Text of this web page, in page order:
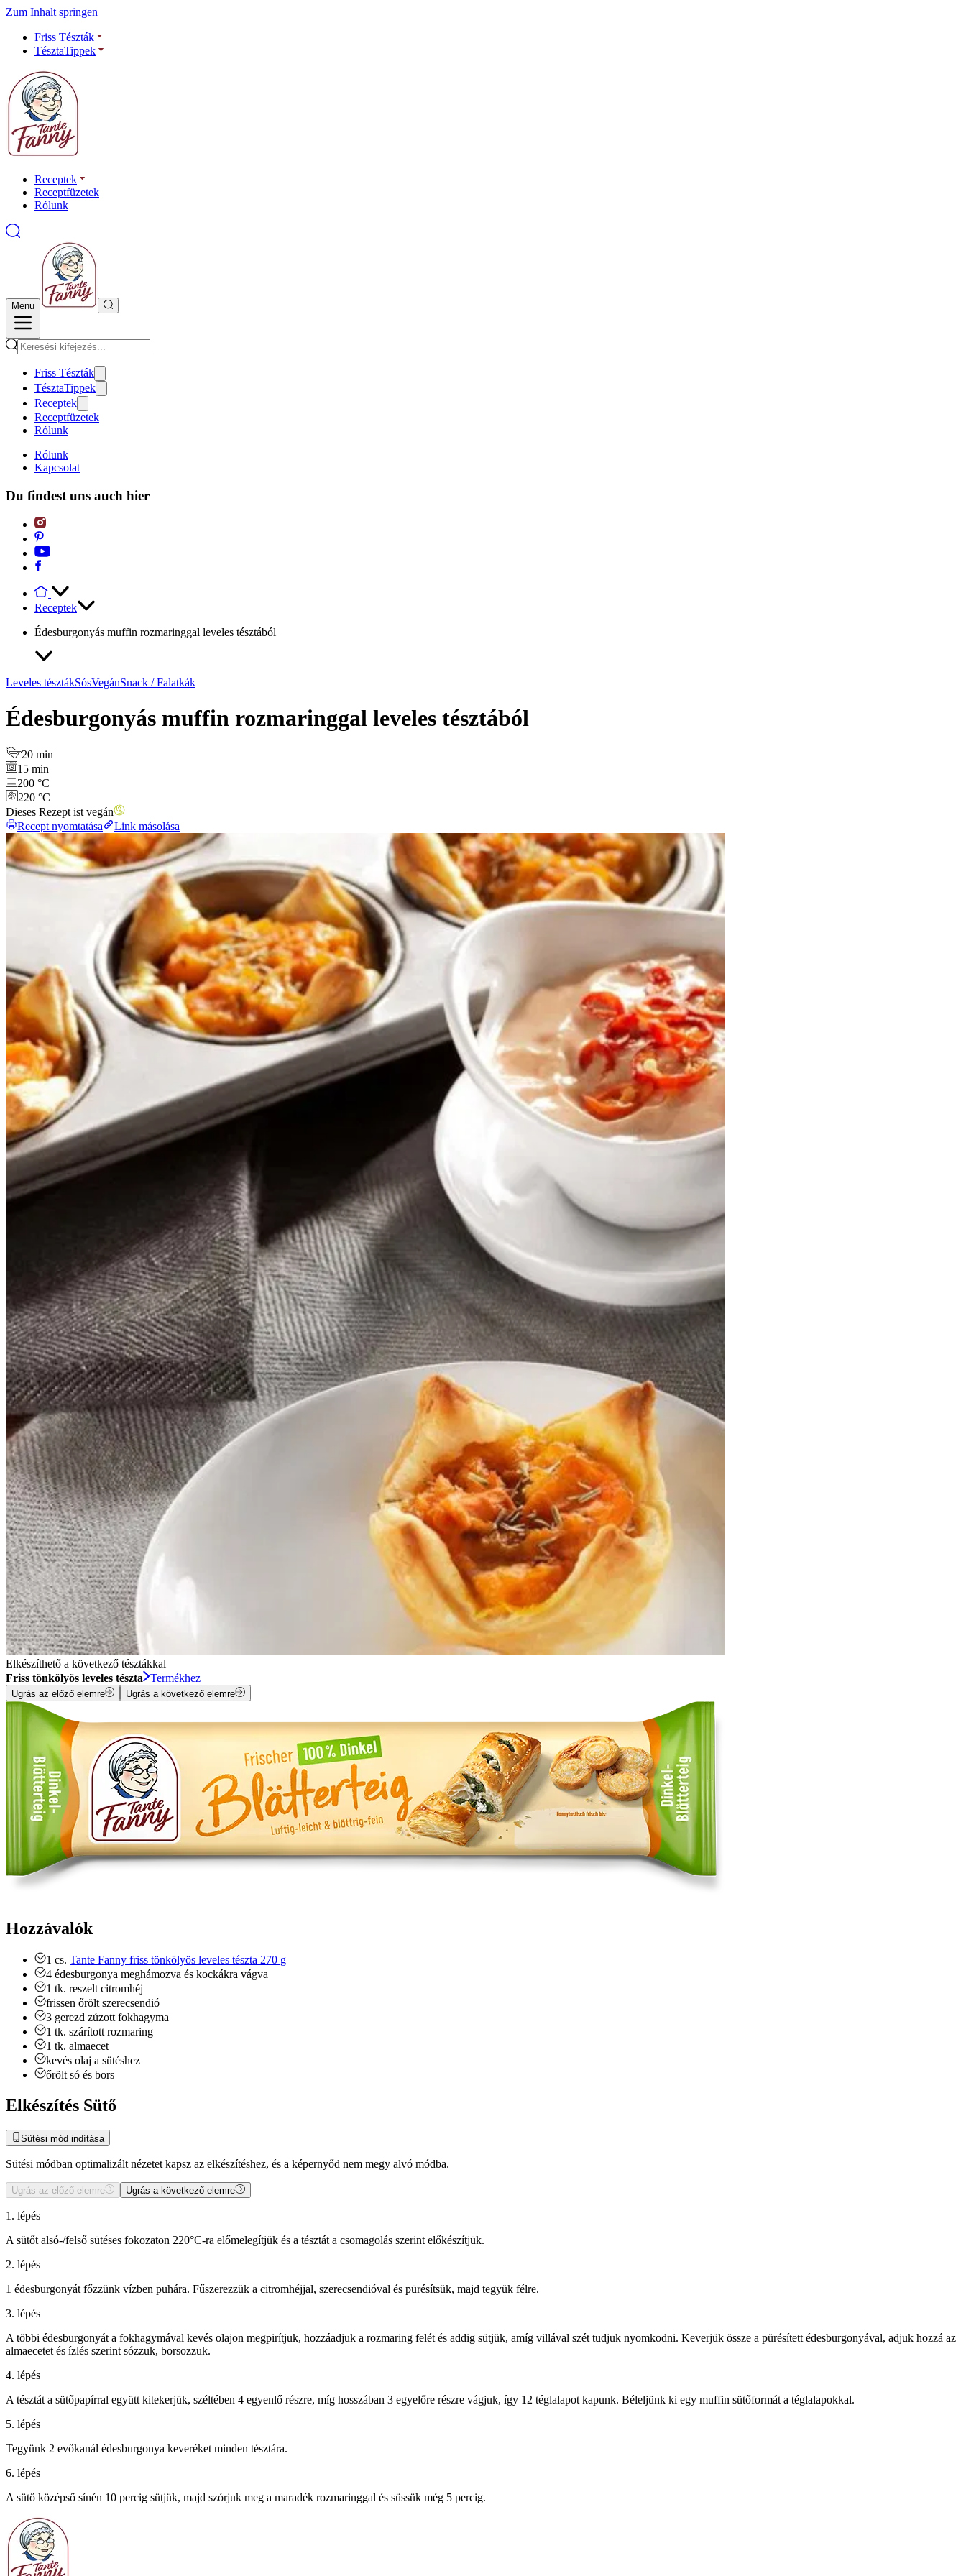
Zum Inhalt springen
Friss Tészták
TésztaTippek
Receptek
Receptfüzetek
Rólunk
Menu
Friss Tészták
TésztaTippek
Receptek
Receptfüzetek
Rólunk
Rólunk
Kapcsolat
Du findest uns auch hier
Receptek
Édesburgonyás muffin rozmaringgal leveles tésztából
Leveles tésztákSósVegánSnack / Falatkák
Édesburgonyás muffin rozmaringgal leveles tésztából
20 min
15 min
200 °C
220 °C
Dieses Rezept ist vegán
Recept nyomtatása
Link másolása
Elkészíthető a következő tésztákkal
Friss tönkölyös leveles tészta
Termékhez
Ugrás az előző elemre Ugrás a következő elemre
Hozzávalók
1 cs. Tante Fanny friss tönkölyös leveles tészta 270 g
4 édesburgonya meghámozva és kockákra vágva
1 tk. reszelt citromhéj
frissen őrölt szerecsendió
3 gerezd zúzott fokhagyma
1 tk. szárított rozmaring
1 tk. almaecet
kevés olaj a sütéshez
őrölt só és bors
Elkészítés Sütő
Sütési mód indítása
Sütési módban optimalizált nézetet kapsz az elkészítéshez, és a képernyőd nem megy alvó módba.
Ugrás az előző elemre Ugrás a következő elemre
1. lépés
A sütőt alsó-/felső sütéses fokozaton 220°C-ra előmelegítjük és a tésztát a csomagolás szerint előkészítjük.
2. lépés
1 édesburgonyát főzzünk vízben puhára. Fűszerezzük a citromhéjjal, szerecsendióval és pürésítsük, majd tegyük félre.
3. lépés
A többi édesburgonyát a fokhagymával kevés olajon megpirítjuk, hozzáadjuk a rozmaring felét és addig sütjük, amíg villával szét tudjuk nyomkodni. Keverjük össze a pürésített édesburgonyával, adjuk hozzá az
almaecetet és ízlés szerint sózzuk, borsozzuk.
4. lépés
A tésztát a sütőpapírral együtt kitekerjük, széltében 4 egyenlő részre, míg hosszában 3 egyelőre részre vágjuk, így 12 téglalapot kapunk. Béleljünk ki egy muffin sütőformát a téglalapokkal.
5. lépés
Tegyünk 2 evőkanál édesburgonya keveréket minden tésztára.
6. lépés
A sütő középső sínén 10 percig sütjük, majd szórjuk meg a maradék rozmaringgal és süssük még 5 percig.